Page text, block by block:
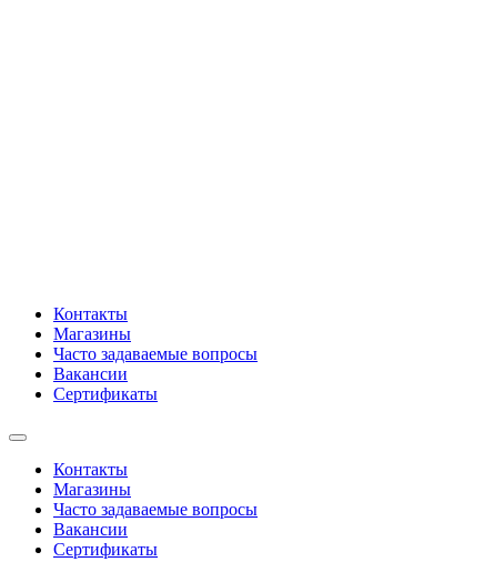
Контакты
Магазины
Часто задаваемые вопросы
Вакансии
Сертификаты
Контакты
Магазины
Часто задаваемые вопросы
Вакансии
Сертификаты